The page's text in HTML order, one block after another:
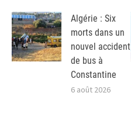
Algérie : Six
morts dans un
nouvel accident
de bus à
Constantine
6 août 2026